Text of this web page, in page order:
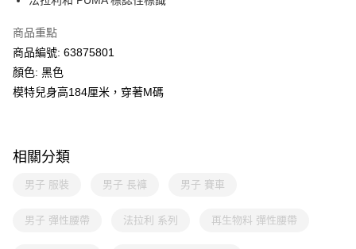
商品重點
商品編號: 63875801
顏色: 黑色
模特兒身高184厘米，穿著M碼
相關分類
男子 服裝 男子 長褲 男子 賽車
男子 彈性腰帶 法拉利 系列 再生物料 彈性腰帶